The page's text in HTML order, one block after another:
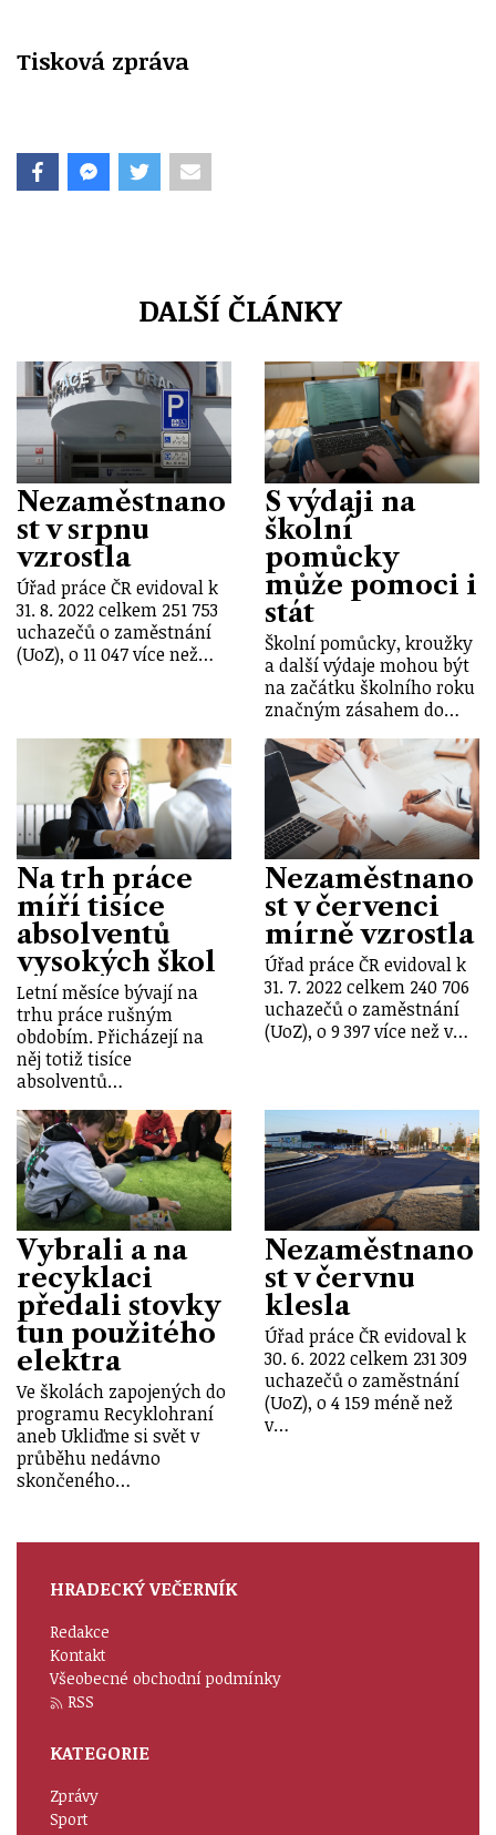
Tisková zpráva
DALŠÍ ČLÁNKY
Nezaměstnano
st v srpnu
vzrostla
Úřad práce ČR evidoval k
31. 8. 2022 celkem 251 753
uchazečů o zaměstnání
(UoZ), o 11 047 více než…
S výdaji na
školní
pomůcky
může pomoci i
stát
Školní pomůcky, kroužky
a další výdaje mohou být
na začátku školního roku
značným zásahem do…
Na trh práce
míří tisíce
absolventů
vysokých škol
Letní měsíce bývají na
trhu práce rušným
obdobím. Přicházejí na
něj totiž tisíce
absolventů…
Nezaměstnano
st v červenci
mírně vzrostla
Úřad práce ČR evidoval k
31. 7. 2022 celkem 240 706
uchazečů o zaměstnání
(UoZ), o 9 397 více než v…
Vybrali a na
recyklaci
předali stovky
tun použitého
elektra
Ve školách zapojených do
programu Recyklohraní
aneb Ukliďme si svět v
průběhu nedávno
skončeného…
Nezaměstnano
st v červnu
klesla
Úřad práce ČR evidoval k
30. 6. 2022 celkem 231 309
uchazečů o zaměstnání
(UoZ), o 4 159 méně než
v…
HRADECKÝ VEČERNÍK
Redakce
Kontakt
Všeobecné obchodní podmínky
RSS
KATEGORIE
Zprávy
Sport